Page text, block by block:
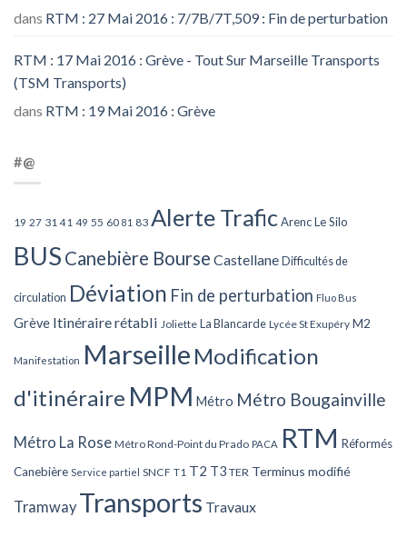
dans RTM : 27 Mai 2016 : 7/7B/7T,509 : Fin de perturbation
RTM : 17 Mai 2016 : Grève - Tout Sur Marseille Transports
(TSM Transports)
dans RTM : 19 Mai 2016 : Grève
#@
19 27 31 41 49 55 60 81 83 Alerte TraficArenc Le Silo
BUS Canebière Bourse Castellane Difficultés de
circulation Déviation Fin de perturbation Fluo Bus
Grève Itinéraire rétabli Joliette La Blancarde Lycée St Exupéry M2
Manifestation Marseille Modification
d'itinéraire MPM Métro Métro Bougainville
Métro La Rose Métro Rond-Point du Prado PACA RTM Réformés
Canebière Service partiel SNCF T1 T2 T3 TER Terminus modifié
Tramway Transports Travaux